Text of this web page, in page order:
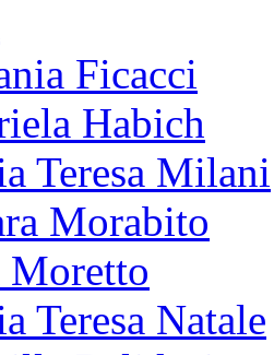
Ficacci
Habich
Teresa Milani
Morabito
Moretto
Teresa Natale